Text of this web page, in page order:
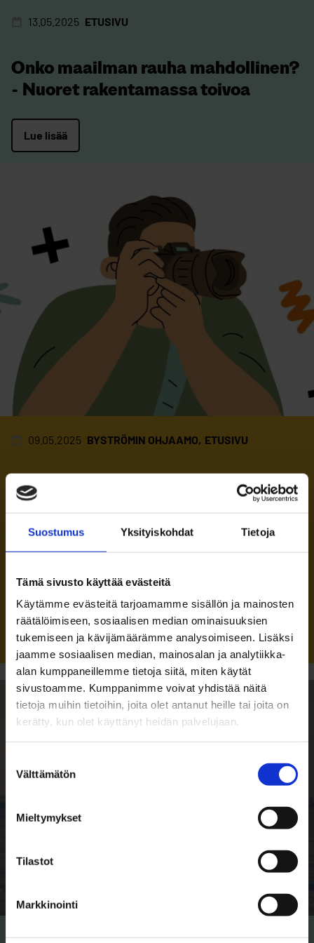
Suostumus Yksityiskohdat Tietoja
Tämä sivusto käyttää evästeitä
Käytämme evästeitä tarjoamamme sisällön ja mainosten
räätälöimiseen, sosiaalisen median ominaisuuksien
tukemiseen ja kävijämäärämme analysoimiseen. Lisäksi
jaamme sosiaalisen median, mainosalan ja analytiikka-
alan kumppaneillemme tietoja siitä, miten käytät
sivustoamme. Kumppanimme voivat yhdistää näitä
tietoja muihin tietoihin, joita olet antanut heille tai joita on
kerätty, kun olet käyttänyt heidän palvelujaan.
valinta
Välttämätön
Mieltymykset
Tilastot
Markkinointi
13.05.2025 ETUSIVU
Onko maailman rauha mahdollinen?
- Nuoret rakentamassa toivoa
Lue lisää
09.05.2025 BYSTRÖMIN OHJAAMO ETUSIVU
Opiskelija, haetko kesäajalle Kelan
Vielä on kuitenkin mahdollista löytää
kesätöitä: jos olet Kelan
perustoimeentulotukea saava yli 18-vuotias
opiskelija, voit...
Lue lisää
14.11.2024 ETUSIVU OSALLISTU JA VAIKUTA